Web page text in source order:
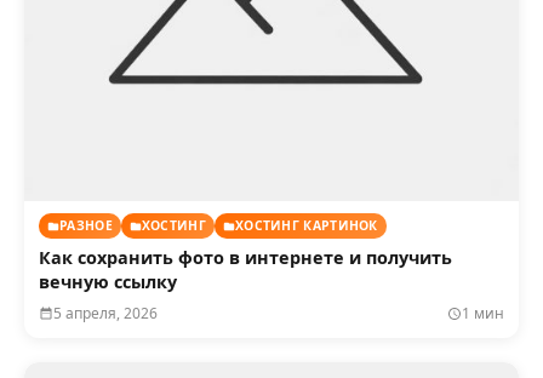
РАЗНОЕ ХОСТИНГ ХОСТИНГ КАРТИНОК
Как сохранить фото в интернете и получить
вечную ссылку
5 апреля, 2026 1 мин